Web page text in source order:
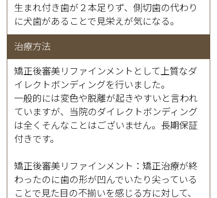
生まれ付き歯が２本足りず、側切歯の代わり
に犬歯があることで見栄えが気になる。
治療方法
矯正後審美リファインメントとして上質なダ
イレクトボンディングを行いました。
一般的には変色や脱離が起きやすいと言われ
ていますが、当院のダイレクトボンディング
は全くそんなことはございません。長期保証
付きです。
矯正後審美リファインメント：矯正治療が終
わったのに歯の形が凹んでいたり尖っている
ことで見た目の不揃いを感じる方に対して、